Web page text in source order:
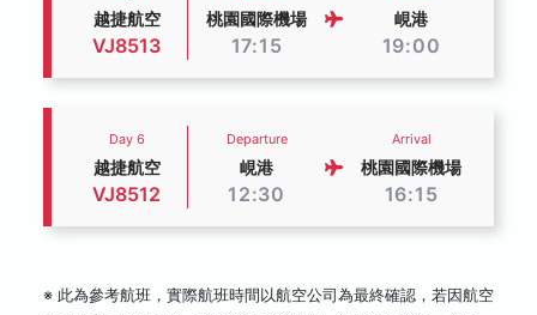
越捷航空
VJ8513
桃園國際機場
17:15
峴港
19:00
Day 6
越捷航空
VJ8512
Departure
峴港
12:30
Arrival
桃園國際機場
16:15
※ 此為參考航班，實際航班時間以航空公司為最終確認，若因航空